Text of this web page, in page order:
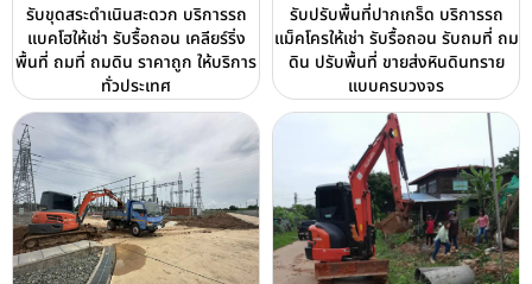
รับขุดสระดำเนินสะดวก บริการรถ
แบคโฮให้เช่า รับรื้อถอน เคลียร์ริ่ง
พื้นที่ ถมที่ ถมดิน ราคาถูก ให้บริการ
ทั่วประเทศ
รับปรับพื้นที่ปากเกร็ด บริการรถ
แม็คโครให้เช่า รับรื้อถอน รับถมที่ ถม
ดิน ปรับพื้นที่ ขายส่งหินดินทราย
แบบครบวงจร